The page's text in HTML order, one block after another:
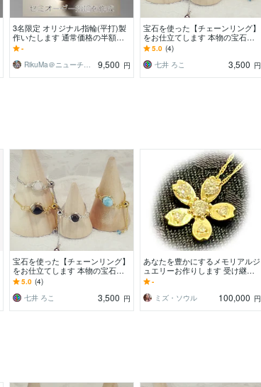
3名限定 オリジナル指輪(平打)製
作いたします 通常価格の半額以
下にいたしました！実績を作らせ
てください！
-
9,500 円
宝石を使った【チェーンリング】
をお仕立てします 本物の宝石で
【オーダーメイド】のジュエリー
リングを作製します
5.0 (4)
七井 ろこ
3,500 円
宝石を使った【チェーンリング】
をお仕立てします 本物の宝石で
【オーダーメイド】のジュエリー
リングを作製します
5.0 (4)
七井 ろこ
3,500 円
あなたを豊かにするメモリアルジ
ュエリーお作りします 受け継が
れたジュエリーをあなたの人生が
輝くエシカルデザインに
-
ミズ・ソウル
100,000 円